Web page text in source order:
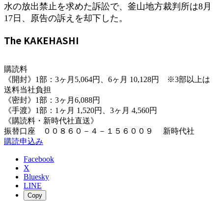
水の放出禁止を求めた訴訟で、釜山地方裁判所は8月
17日、原告の訴えを却下した。
The KAKEHASHI
購読料
《開封》1部：3ヶ月5,064円、6ヶ月 10,128円 ※3部以上は
送料当社負担
《密封》1部：3ヶ月6,088円
《手渡》1部：1ヶ月 1,520円、3ヶ月 4,560円
《購読料・新時代社直送》
振替口座 ００８６０－４－１５６００９ 新時代社
購読申込み
Facebook
X
Bluesky
LINE
Copy